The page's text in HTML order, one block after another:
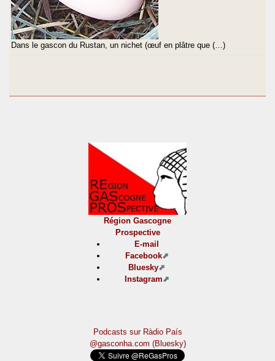
Dans le gascon du Rustan, un nichet (œuf en plâtre que (…)
Région Gascogne
Prospective
E-mail
Facebook
Bluesky
Instagram
Podcasts sur Ràdio País
@gasconha.com (Bluesky)